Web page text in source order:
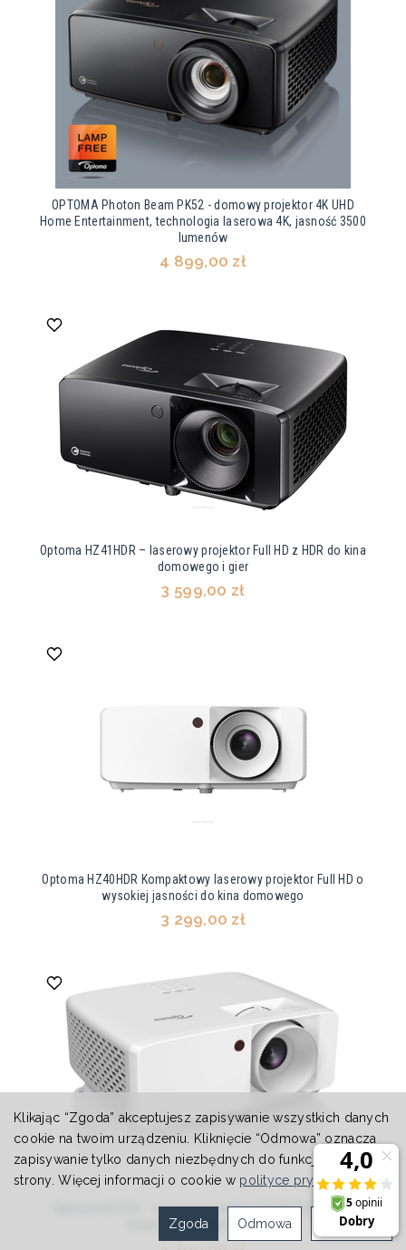
OPTOMA Photon Beam PK52 - domowy projektor 4K UHD
Home Entertainment, technologia laserowa 4K, jasność 3500
lumenów
4 899,00 zł
Optoma HZ41HDR – laserowy projektor Full HD z HDR do kina
domowego i gier
3 599,00 zł
Optoma HZ40HDR Kompaktowy laserowy projektor Full HD o
wysokiej jasności do kina domowego
3 299,00 zł
Optoma HZ151X – laserowy projektor Full HD 5000 ANSI
lumenów do domu i biznesu
Klikając “Zgoda” akceptujesz zapisywanie wszystkich danych
cookie na twoim urządzeniu. Kliknięcie “Odmowa” oznacza
zapisywanie tylko danych niezbędnych do funkcjonowania
strony. Więcej informacji o cookie w polityce prywatności.
Ustawienia
Odmowa
Zgoda